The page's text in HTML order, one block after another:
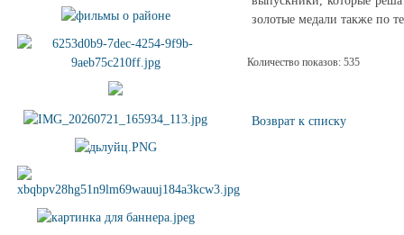
золотые медали также по
Количество показов: 535
Возврат к списку